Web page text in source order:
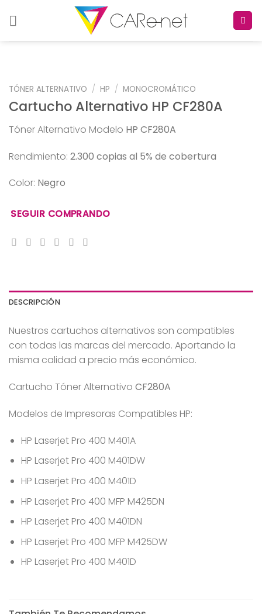
TÓNER ALTERNATIVO / HP / MONOCROMÁTICO
Cartucho Alternativo HP CF280A
Tóner Alternativo Modelo HP CF280A
Rendimiento: 2.300 copias al 5% de cobertura
Color: Negro
SEGUIR COMPRANDO
DESCRIPCIÓN
Nuestros cartuchos alternativos son compatibles
con todas las marcas del mercado. Aportando la
misma calidad a precio más económico.
Cartucho Tóner Alternativo CF280A
Modelos de Impresoras Compatibles HP:
HP Laserjet Pro 400 M401A
HP Laserjet Pro 400 M401DW
HP Laserjet Pro 400 M401D
HP Laserjet Pro 400 MFP M425DN
HP Laserjet Pro 400 M401DN
HP Laserjet Pro 400 MFP M425DW
HP Laserjet Pro 400 M401D